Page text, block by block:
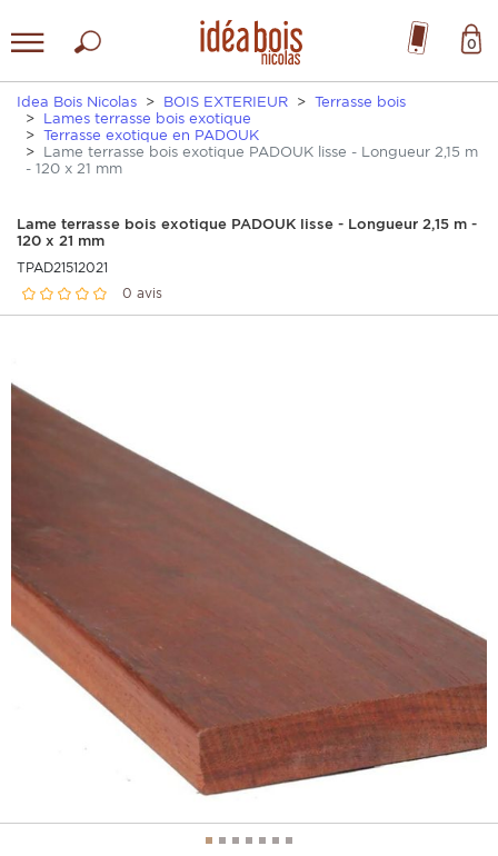
0
Idea Bois Nicolas BOIS EXTERIEUR
Terrasse bois
Lames terrasse bois exotique
Terrasse exotique en PADOUK
Lame terrasse bois exotique PADOUK lisse - Longueur 2,15 m
- 120 x 21 mm
Lame terrasse bois exotique PADOUK lisse - Longueur 2,15 m -
120 x 21 mm
TPAD21512021
0 avis